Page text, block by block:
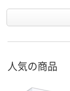
人気の商品